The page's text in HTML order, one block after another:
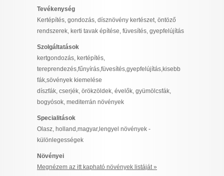
user protection.
CONFIRM
Data Deletion Data Access Privacy Policy
Tevékenység
Kertépítés, gondozás, dísznövény kertészet, öntöző
rendszerek, kerti tavak építése, füvesítés, gyepfelújítás
Szolgáltatások
kertgondozás, kertépítés,
tereprendezés,fűnyírás,füvesítés,gyepfelújítás,kisebb
fák,sövények kiemelése
díszfák, cserjék, örökzöldek, évelők, gyümölcsfák,
bogyósok, mediterrán növények
Specialitások
Olasz, holland,magyar,lengyel növények -
különlegességek
Növényei
Megnézem az itt kapható növények listáját »